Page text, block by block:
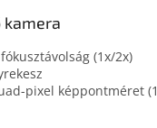
kamera
(1x/2x)
pixel képpontméret